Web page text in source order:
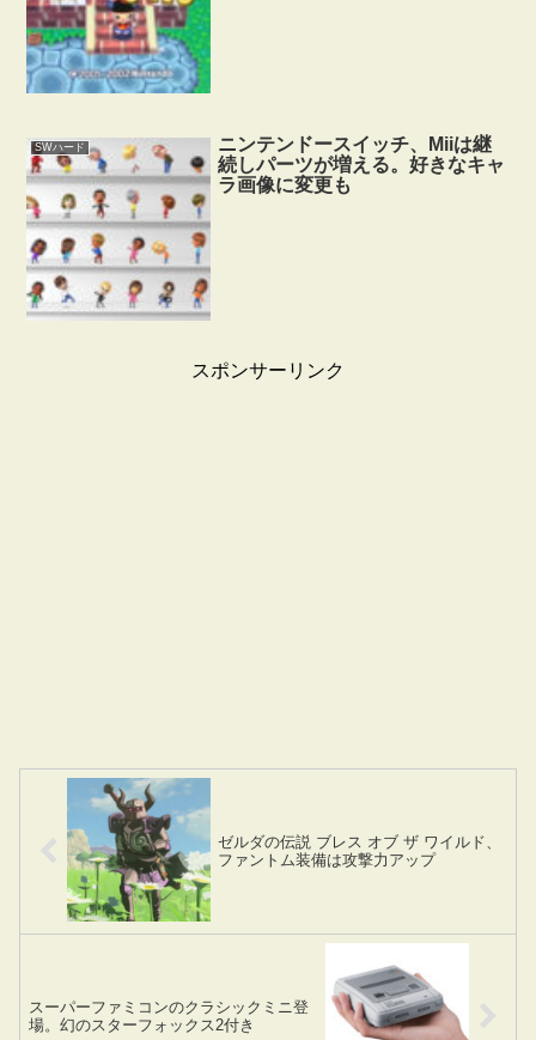
SWハード
ニンテンドースイッチ、Miiは継
続しパーツが増える。好きなキャ
ラ画像に変更も
スポンサーリンク
ゼルダの伝説 ブレス オブ ザ ワイルド、
ファントム装備は攻撃力アップ
スーパーファミコンのクラシックミニ登
場。幻のスターフォックス2付き